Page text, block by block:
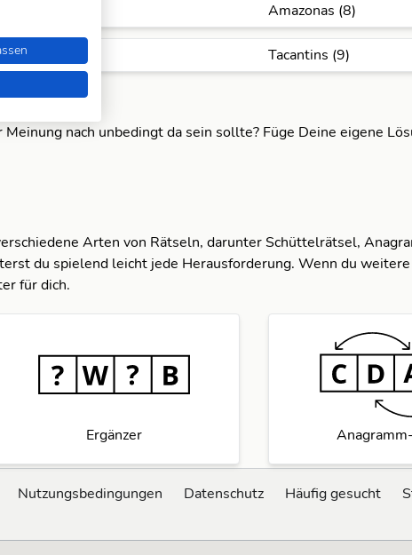
Amazonas (8)
Tacantins (9)
nach unbedingt da sein sollte? Füge Deine eigene
Arten von Rätseln, darunter Schüttelrätsel,
du spielend leicht jede Herausforderung. Wenn du
für dich.
Ergänzer
Nutzungsbedingungen Datenschutz Häufig gesucht